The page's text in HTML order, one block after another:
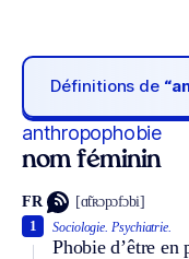
Définitions de
anthropophobie
nom féminin
FR [ɑ̃tʀɔpɔfɔbi]
Sociologie. Psychiatrie.
Phobie d’être en
1